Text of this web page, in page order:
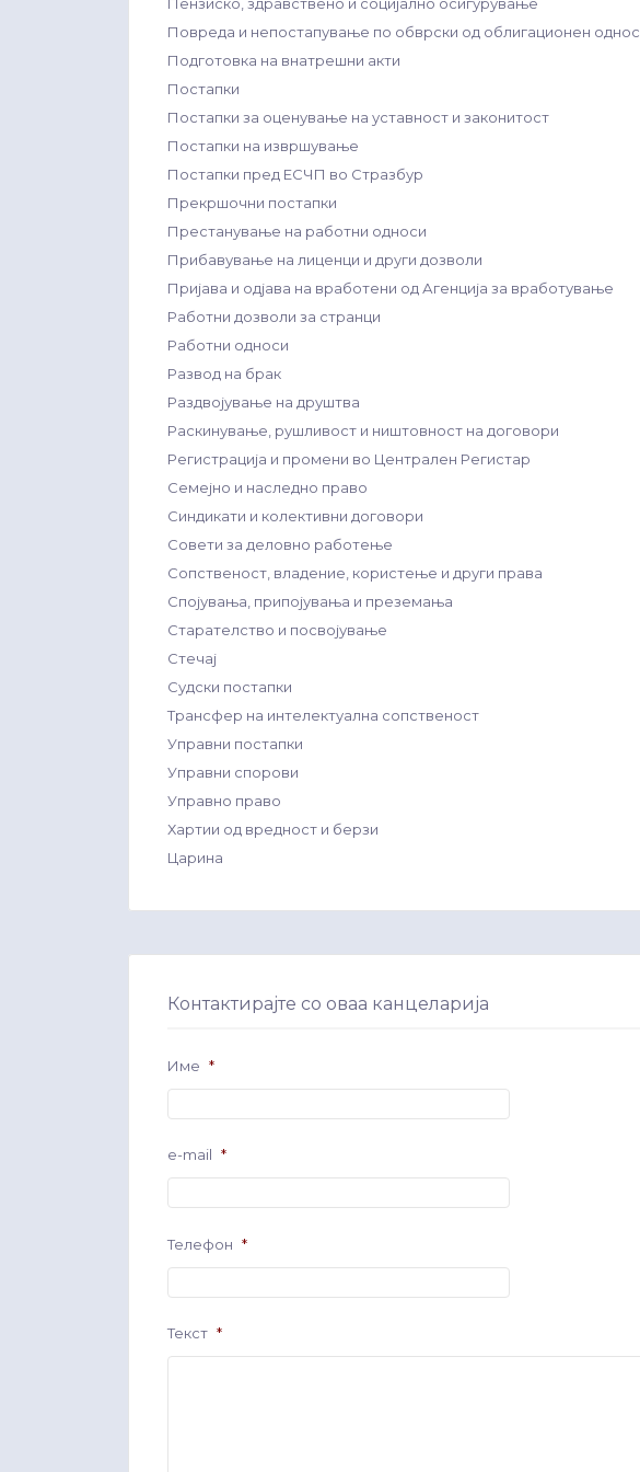
Повреда и непостапување по обврски од облигационен однос
Подготовка на внатрешни акти
Постапки
Постапки за оценување на уставност и законитост
Постапки на извршување
Постапки пред ЕСЧП во Стразбур
Прекршочни постапки
Престанување на работни односи
Прибавување на лиценци и други дозволи
Пријава и одјава на вработени од Агенција за вработување
Работни дозволи за странци
Работни односи
Развод на брак
Раздвојување на друштва
Раскинување, рушливост и ништовност на договори
Регистрација и промени во Централен Регистар
Семејно и наследно право
Синдикати и колективни договори
Совети за деловно работење
Сопственост, владение, користење и други права
Спојувања, припојувања и преземања
Старателство и посвојување
Стечај
Судски постапки
Трансфер на интелектуална сопственост
Управни постапки
Управни спорови
Управно право
Хартии од вредност и берзи
Царина
Контактирајте со оваа канцеларија
Име *
e-mail *
Телефон *
Текст *